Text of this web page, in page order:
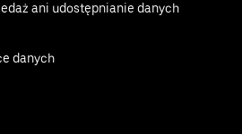
ani udostępnianie danych
danych